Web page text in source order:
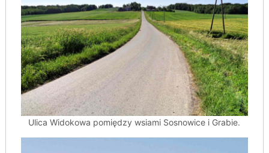
Ulica Widokowa pomiędzy wsiami Sosnowice i Grabie.